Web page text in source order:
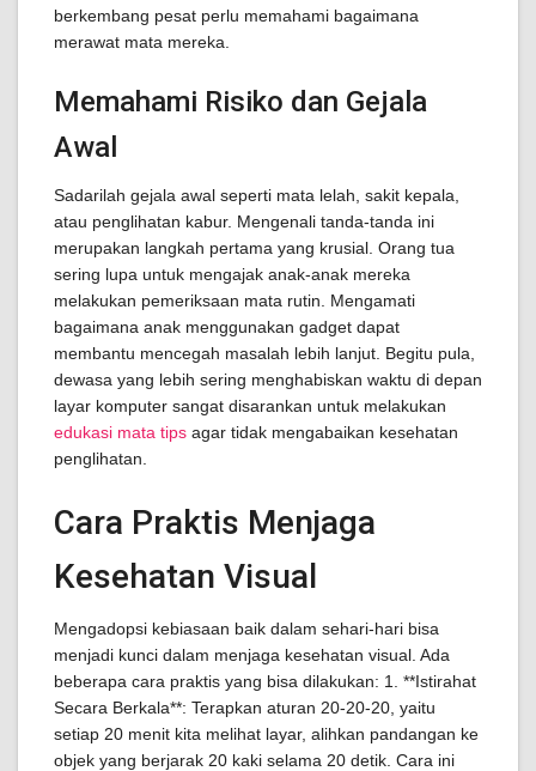
berkembang pesat perlu memahami bagaimana
merawat mata mereka.
Memahami Risiko dan Gejala
Awal
Sadarilah gejala awal seperti mata lelah, sakit kepala,
atau penglihatan kabur. Mengenali tanda-tanda ini
merupakan langkah pertama yang krusial. Orang tua
sering lupa untuk mengajak anak-anak mereka
melakukan pemeriksaan mata rutin. Mengamati
bagaimana anak menggunakan gadget dapat
membantu mencegah masalah lebih lanjut. Begitu pula,
dewasa yang lebih sering menghabiskan waktu di depan
layar komputer sangat disarankan untuk melakukan
edukasi mata tips agar tidak mengabaikan kesehatan
penglihatan.
Cara Praktis Menjaga
Kesehatan Visual
Mengadopsi kebiasaan baik dalam sehari-hari bisa
menjadi kunci dalam menjaga kesehatan visual. Ada
beberapa cara praktis yang bisa dilakukan: 1. **Istirahat
Secara Berkala**: Terapkan aturan 20-20-20, yaitu
setiap 20 menit kita melihat layar, alihkan pandangan ke
objek yang berjarak 20 kaki selama 20 detik. Cara ini